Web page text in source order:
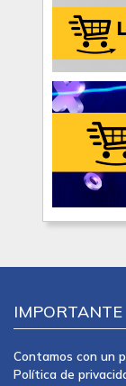
IMPORTANTE
Contamos con un
Política de